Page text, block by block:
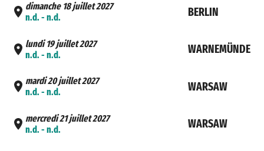
dimanche 18 juillet 2027
n.d. - n.d.
BERLIN
lundi 19 juillet 2027
n.d. - n.d.
WARNEMÜNDE
mardi 20 juillet 2027
n.d. - n.d.
WARSAW
mercredi 21 juillet 2027
n.d. - n.d.
WARSAW